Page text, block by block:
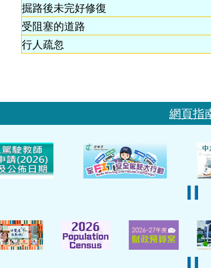
掘路後未完好修復
受阻塞的道路
行人疏忽
網頁指